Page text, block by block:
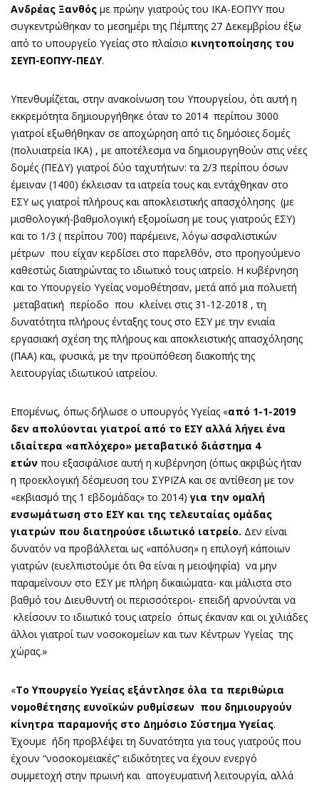
Ανδρέας Ξανθός με πρώην γιατρούς του ΙΚΑ-ΕΟΠΥΥ που
συγκεντρώθηκαν το μεσημέρι της Πέμπτης 27 Δεκεμβρίου έξω
από το υπουργείο Υγείας στο πλαίσιο κινητοποίησης του
ΣΕΥΠ-ΕΟΠΥΥ-ΠΕΔΥ.
Υπενθυμίζεται, στην ανακοίνωση του Υπουργείου, ότι αυτή η
εκκρεμότητα δημιουργήθηκε όταν το 2014 περίπου 3000
γιατροί εξωθήθηκαν σε αποχώρηση από τις δημόσιες δομές
(πολυιατρεία ΙΚΑ) , με αποτέλεσμα να δημιουργηθούν στις νέες
δομές (ΠΕΔΥ) γιατροί δύο ταχυτήτων: τα 2/3 περίπου όσων
έμειναν (1400) έκλεισαν τα ιατρεία τους και εντάχθηκαν στο
ΕΣΥ ως γιατροί πλήρους και αποκλειστικής απασχόλησης (με
μισθολογική-βαθμολογική εξομοίωση με τους γιατρούς ΕΣΥ)
και το 1/3 ( περίπου 700) παρέμεινε, λόγω ασφαλιστικών
μέτρων που είχαν κερδίσει στο παρελθόν, στο προηγούμενο
καθεστώς διατηρώντας το ιδιωτικό τους ιατρείο. Η κυβέρνηση
και το Υπουργείο Υγείας νομοθέτησαν, μετά από μια πολυετή
μεταβατική περίοδο που κλείνει στις 31-12-2018 , τη
δυνατότητα πλήρους ένταξης τους στο ΕΣΥ με την ενιαία
εργασιακή σχέση της πλήρους και αποκλειστικής απασχόλησης
(ΠΑΑ) και, φυσικά, με την προϋπόθεση διακοπής της
λειτουργίας ιδιωτικού ιατρείου.
Επομένως, όπως δήλωσε ο υπουργός Υγείας «από 1-1-2019
δεν απολύονται γιατροί από το ΕΣΥ αλλά λήγει ένα
ιδιαίτερα «απλόχερο» μεταβατικό διάστημα 4
ετών που εξασφάλισε αυτή η κυβέρνηση (όπως ακριβώς ήταν
η προεκλογική δέσμευση του ΣΥΡΙΖΑ και σε αντίθεση με τον
«εκβιασμό της 1 εβδομάδας» το 2014) για την ομαλή
ενσωμάτωση στο ΕΣΥ και της τελευταίας ομάδας
γιατρών που διατηρούσε ιδιωτικό ιατρείο. Δεν είναι
δυνατόν να προβάλλεται ως «απόλυση» η επιλογή κάποιων
γιατρών (ευελπιστούμε ότι θα είναι η μειοψηφία) να μην
παραμείνουν στο ΕΣΥ με πλήρη δικαιώματα- και μάλιστα στο
βαθμό του Διευθυντή οι περισσότεροι- επειδή αρνούνται να
κλείσουν το ιδιωτικό τους ιατρείο όπως έκαναν και οι χιλιάδες
άλλοι γιατροί των νοσοκομείων και των Κέντρων Υγείας της
χώρας.»
«Το Υπουργείο Υγείας εξάντλησε όλα τα περιθώρια
νομοθέτησης ευνοϊκών ρυθμίσεων που δημιουργούν
κίνητρα παραμονής στο Δημόσιο Σύστημα Υγείας.
Έχουμε ήδη προβλέψει τη δυνατότητα για τους γιατρούς που
έχουν “νοσοκομειακές” ειδικότητες να έχουν ενεργό
συμμετοχή στην πρωινή και απογευματινή λειτουργία, αλλά